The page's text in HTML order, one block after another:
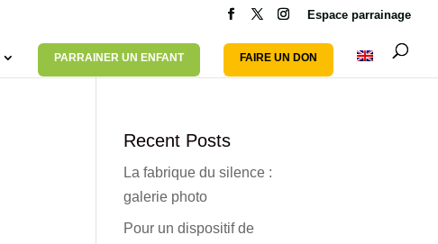
Espace parrainage
PARRAINER UN ENFANT FAIRE UN DON
Recent Posts
La fabrique du silence :
galerie photo
Pour un dispositif de